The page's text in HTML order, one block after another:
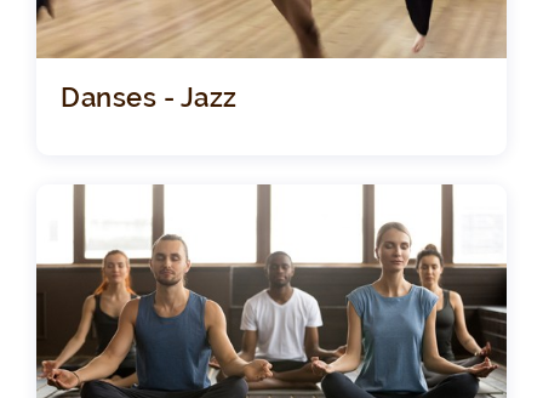
Danses - Jazz